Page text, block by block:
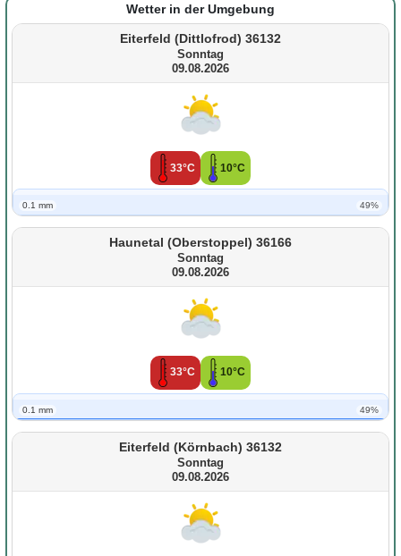
Wetter in der Umgebung
Eiterfeld (Dittlofrod) 36132
Sonntag
09.08.2026
33°C 10°C
0.1 mm 49%
Haunetal (Oberstoppel) 36166
Sonntag
09.08.2026
33°C 10°C
0.1 mm 49%
Eiterfeld (Körnbach) 36132
Sonntag
09.08.2026